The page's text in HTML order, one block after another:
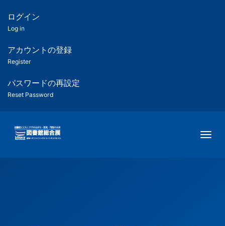
ツ
匿
名
ユ
ー
ー
用
メ
ログイン
Log in
アカウントの登録
Register
パスワードの再設定
Reset Password